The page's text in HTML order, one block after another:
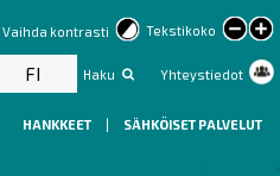
Tekstikoko
text
Vaihda kontrasti
Haku Yhteystiedot
FI
HANKKEET | SÄHKÖISET PALVELUT